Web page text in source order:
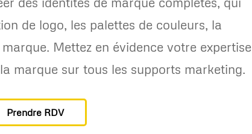
de logo, les palettes de couleurs, la
Mettez en évidence votre expertise
marque sur tous les supports marketing.
Prendre RDV